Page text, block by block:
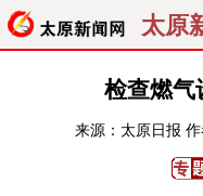
太原
聚焦
经济 关注
检查燃气
来源： 太原日报